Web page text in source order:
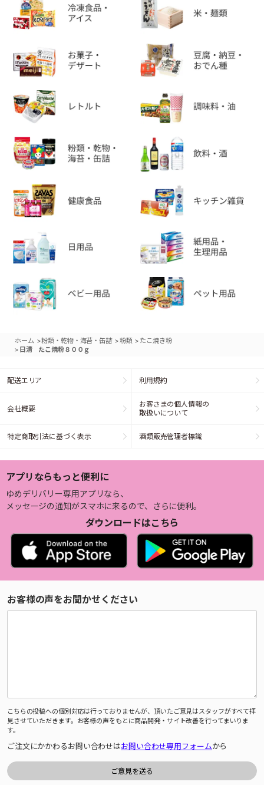
ホーム >粉類・乾物・海苔・缶詰 >粉類 > たこ焼き粉
> 日清 たこ焼粉８００ｇ
配送エリア 利用規約
会社概要
お客さまの個人情報の
取扱いについて
特定商取引法に基づく表示 酒類販売管理者標識
アプリならもっと便利に
ゆめデリバリー専用アプリなら、
メッセージの通知がスマホに来るので、さらに便利。
ダウンロードはこちら
お客様の声をお聞かせください
こちらの投稿への個別対応は行っておりませんが、頂いたご意見はスタッフがすべて拝
見させていただきます。お客様の声をもとに商品開発・サイト改善を行ってまいりま
す。
ご注文にかかわるお問い合わせはお問い合わせ専用フォームから